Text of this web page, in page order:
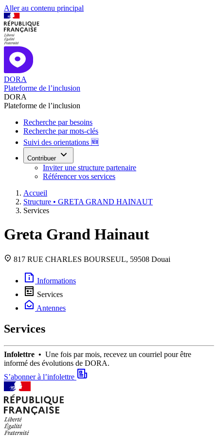
Aller au contenu principal
DORA
Plateforme de l’inclusion
DORA
Plateforme de l’inclusion
Recherche par besoins
Recherche par mots-clés
Suivi des orientations 🆕
Contribuer
Inviter une structure partenaire
Référencer vos services
Accueil
Structure • GRETA GRAND HAINAUT
Services
Greta Grand Hainaut
817 RUE CHARLES BOURSEUL, 59508 Douai
Informations
Services
Antennes
Services
Infolettre • Une fois par mois, recevez un courriel pour être
informé des évolutions de DORA.
S’abonner à l’infolettre